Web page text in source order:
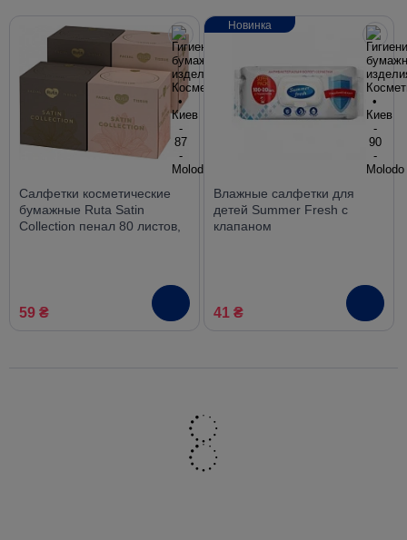
Салфетки косметические
бумажные Ruta Satin
Collection пенал 80 листов,
59 ₴
Влажные салфетки для
детей Summer Fresh с
клапаном
41 ₴
Новинка